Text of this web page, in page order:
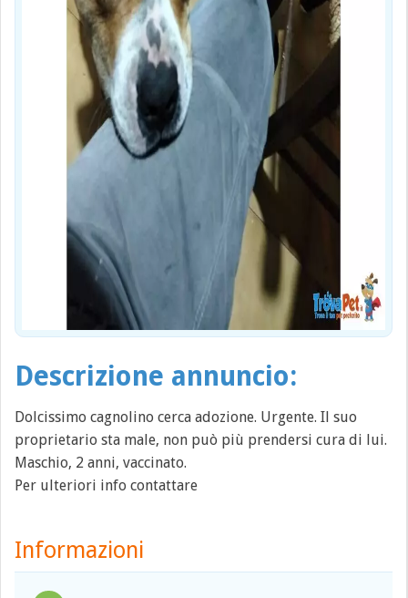
Descrizione annuncio:
Dolcissimo cagnolino cerca adozione. Urgente. Il suo
proprietario sta male, non può più prendersi cura di lui.
Maschio, 2 anni, vaccinato.
Per ulteriori info contattare
Informazioni